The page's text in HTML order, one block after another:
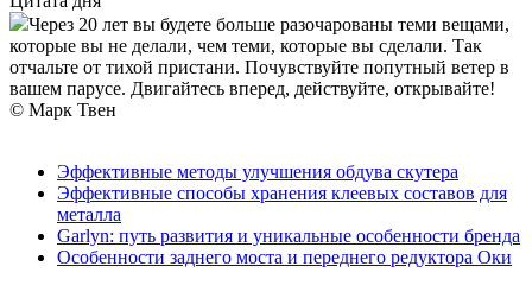
Через 20 лет вы будете больше разочарованы теми вещами,
которые вы не делали, чем теми, которые вы сделали. Так
отчальте от тихой пристани. Почувствуйте попутный ветер в
вашем парусе. Двигайтесь вперед, действуйте, открывайте!
© Марк Твен
Эффективные методы улучшения обдува скутера
Эффективные способы хранения клеевых составов для
металла
Garlyn: путь развития и уникальные особенности бренда
Особенности заднего моста и переднего редуктора Оки